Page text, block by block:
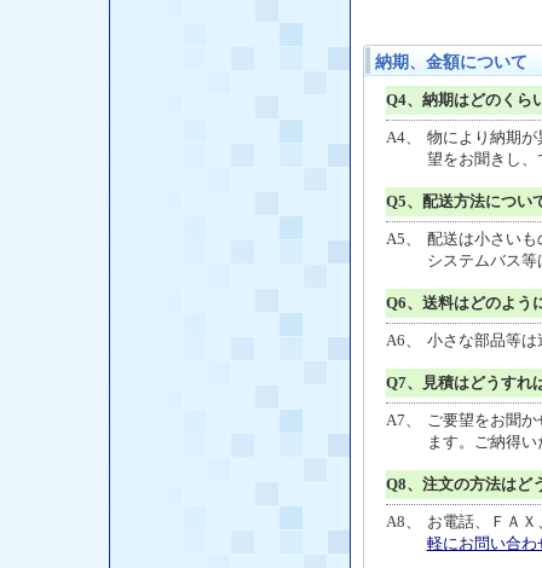
納期、金額について
Q4、納期はどのくら
A4、
物により納期
望をお聞きし
Q5、配送方法につい
A5、
配送は小さい
システムバス
Q6、送料はどのよう
A6、 小さな部品等
Q7、見積はどうすれ
A7、
ご要望をお聞
ます。ご納得
Q8、注文の方法はど
A8、
お電話、ＦＡ
軽にお問い合